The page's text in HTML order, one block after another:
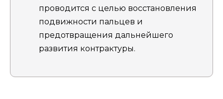
проводится с целью восстановления
подвижности пальцев и
предотвращения дальнейшего
развития контрактуры.